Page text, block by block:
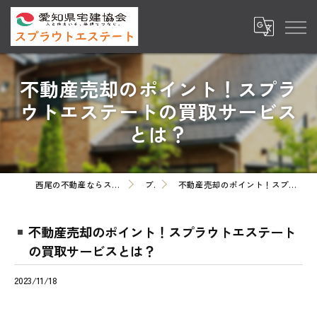
不動産売却のポイント！スプラ
ウトエステートの買取サービス
とは？
西尾の不動産ならスプラウトエステート株式会社 ブログ 不動産売却のポイント！スプラウトエステートの買取サービスとは？
不動産売却のポイント！スプラウトエステート
の買取サービスとは？
2023/11/18